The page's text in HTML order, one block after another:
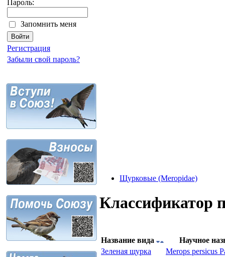
Пароль:
Запомнить меня
Регистрация
Забыли свой пароль?
Щурковые (Meropidae)
Классификатор
Название вида
Научное
Зеленая щурка
Merops persicus